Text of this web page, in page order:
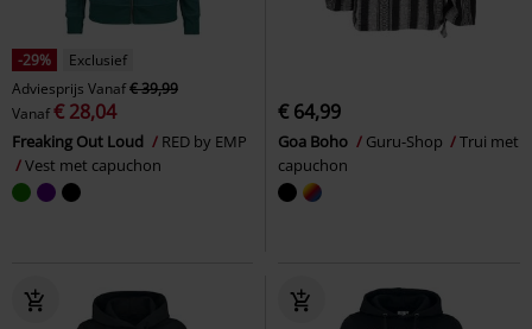
-29%
Exclusief
Adviesprijs Vanaf€ 39,99
Vanaf€ 28,04
Freaking Out Loud
RED by EMP
Vest met capuchon
€ 64,99
Goa Boho Guru-Shop
Trui met
capuchon